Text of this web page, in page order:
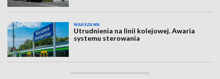
WARSZAWA
Utrudnienia na linii kolejowej. Awaria
systemu sterowania